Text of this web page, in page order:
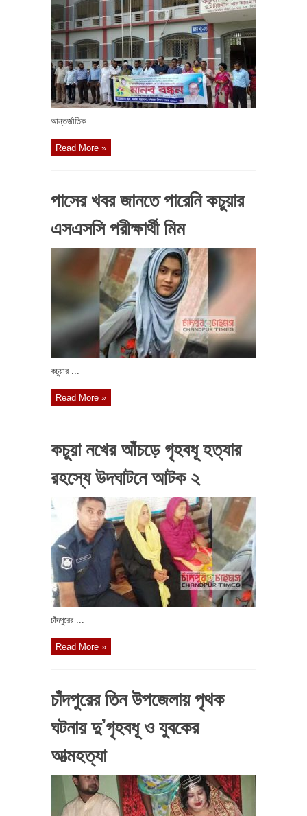
আন্তর্জাতিক ...
Read More »
পাসের খবর জানতে পারেনি কচুয়ার
এসএসসি পরীক্ষার্থী মিম
কচুয়ার ...
Read More »
কচুয়া নখের আঁচড়ে গৃহবধূ হত্যার
রহস্যে উদঘাটনে আটক ২
চাঁদপুরের ...
Read More »
চাঁদপুরের তিন উপজেলায় পৃথক
ঘটনায় দু’গৃহবধূ ও যুবকের
আত্মহত্যা